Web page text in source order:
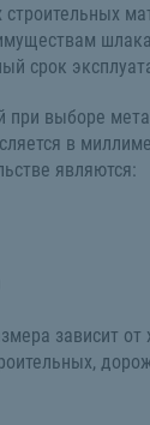
срок
при выборе
в
являются:
зависит